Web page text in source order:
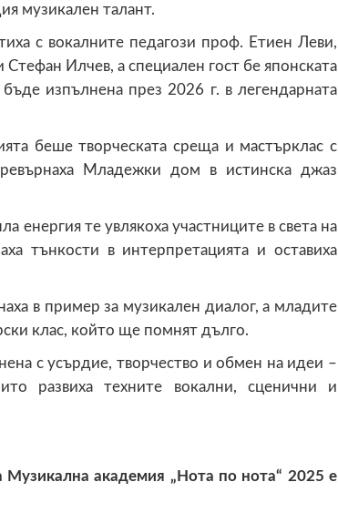
музикален талант.
с вокалните педагози проф. Етиен Леви,
Илчев, а специален гост бе японската
изпълнена през 2026 г. в легендарната
беше творческата среща и мастърклас с
Младежки дом в истинска джаз
енергия те увлякоха участниците в света на
тънкости в интерпретацията и оставиха
в пример за музикален диалог, а младите
клас, който ще помнят дълго.
с усърдие, творчество и обмен на идеи –
развиха техните вокални, сценични и
академия „Нота по нота“ 2025 е